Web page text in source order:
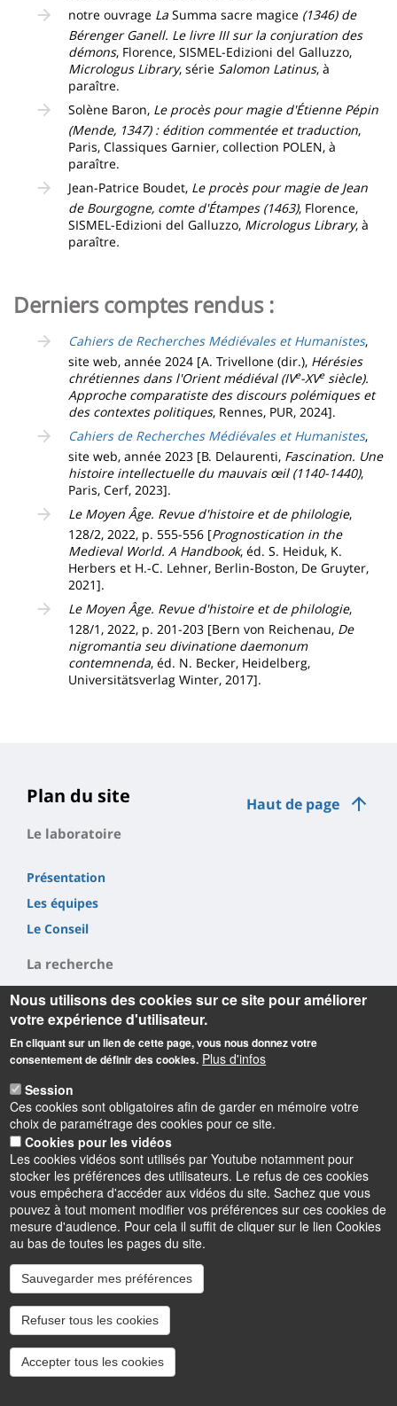
notre ouvrage La Summa sacre magice (1346) de
Bérenger Ganell. Le livre III sur la conjuration des
démons, Florence, SISMEL-Edizioni del Galluzzo,
Micrologus Library, série Salomon Latinus, à
paraître.
Solène Baron, Le procès pour magie d'Étienne Pépin
(Mende, 1347) : édition commentée et traduction,
Paris, Classiques Garnier, collection POLEN, à
paraître.
Jean-Patrice Boudet, Le procès pour magie de Jean
de Bourgogne, comte d'Étampes (1463), Florence,
SISMEL-Edizioni del Galluzzo, Micrologus Library, à
paraître.
Derniers comptes rendus :
Cahiers de Recherches Médiévales et Humanistes,
site web, année 2024 [A. Trivellone (dir.), Hérésies
chrétiennes dans l'Orient médiéval (IVe-XVesiècle).
Approche comparatiste des discours polémiques et
des contextes politiques, Rennes, PUR, 2024].
Cahiers de Recherches Médiévales et Humanistes,
site web, année 2023 [B. Delaurenti, Fascination. Une
histoire intellectuelle du mauvais œil (1140-1440),
Paris, Cerf, 2023].
Le Moyen Âge. Revue d'histoire et de philologie,
128/2, 2022, p. 555-556 [Prognostication in the
Medieval World. A Handbook, éd. S. Heiduk, K.
Herbers et H.-C. Lehner, Berlin-Boston, De Gruyter,
2021].
Le Moyen Âge. Revue d'histoire et de philologie,
128/1, 2022, p. 201-203 [Bern von Reichenau, De
nigromantia seu divinatione daemonum
contemnenda, éd. N. Becker, Heidelberg,
Universitätsverlag Winter, 2017].
Haut de page
Plan du site
Le laboratoire
Présentation
Les équipes
Le Conseil
La recherche
Publications
Séminaires
Programmes de recherche financés
Autres projets de recherche
Manifestations scientifiques passées
Diffusion de la recherche
Doctoriales
Les membres
Les membres de CEPOC
Les membres de CESFIMA
Les membres de CLARESS
Les thèses soutenues
Les revues
Nous utilisons des cookies sur ce site pour améliorer
votre expérience d'utilisateur.
En cliquant sur un lien de cette page, vous nous donnez votre
consentement de définir des cookies. Plus d'infos
Session
Ces cookies sont obligatoires afin de garder en mémoire votre
choix de paramétrage des cookies pour ce site.
Cookies pour les vidéos
Les cookies vidéos sont utilisés par Youtube notamment pour
stocker les préférences des utilisateurs. Le refus de ces cookies
vous empêchera d'accéder aux vidéos du site. Sachez que vous
pouvez à tout moment modifier vos préférences sur ces cookies de
mesure d'audience. Pour cela il suffit de cliquer sur le lien Cookies
au bas de toutes les pages du site.
Sauvegarder mes préférences
Refuser tous les cookies
Accepter tous les cookies